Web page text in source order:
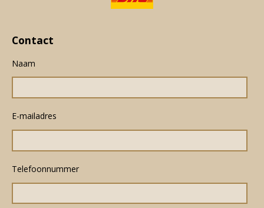
Contact
Naam
E-mailadres
Telefoonnummer